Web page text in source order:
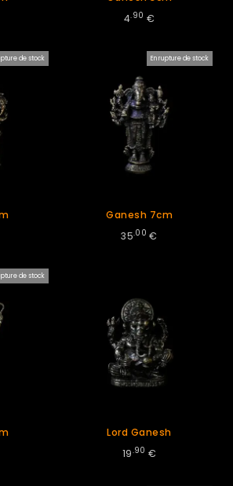
4.90 €
de stock En rupture de stock
Ganesh 7cm
35.00 €
de stock
Lord Ganesh
19.90 €